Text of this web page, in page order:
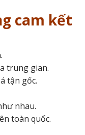
cam kết
trung gian.
tận gốc.
nhau.
toàn quốc.